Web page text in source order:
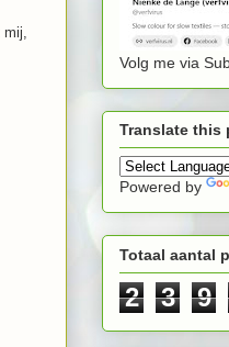
Volg me via
Translate this
Powered by
Totaal aantal
2 3 9